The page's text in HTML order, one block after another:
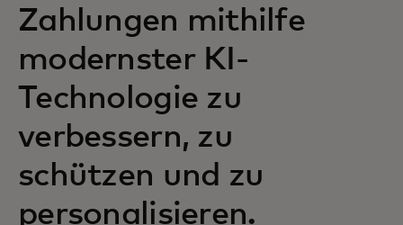
Zahlungen mithilfe
modernster KI-
Technologie zu
verbessern, zu
schützen und zu
personalisieren.